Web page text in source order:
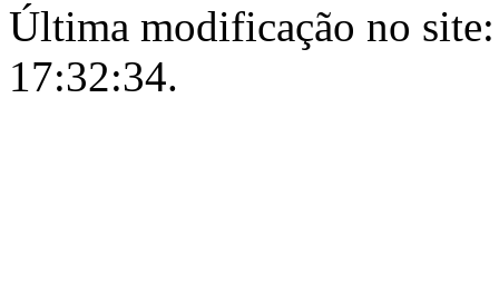
Última modificação no
17:32:34.